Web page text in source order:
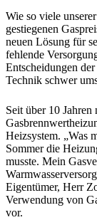
Wie so viele
gestiegenen
neuen Lösung für
fehlende
Entscheidungen
Technik schwer
Seit über 10 Jahren
Heizsystem. „Was
Sommer die
musste. Mein
Eigentümer, Herr
Verwendung von
vor.